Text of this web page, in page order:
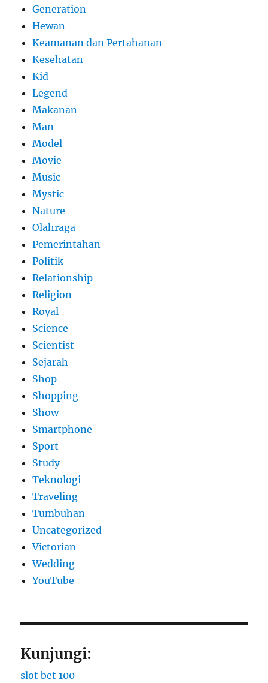
Generation
Hewan
Keamanan dan Pertahanan
Kesehatan
Kid
Legend
Makanan
Man
Model
Movie
Music
Mystic
Nature
Olahraga
Pemerintahan
Politik
Relationship
Religion
Royal
Science
Scientist
Sejarah
Shop
Shopping
Show
Smartphone
Sport
Study
Teknologi
Traveling
Tumbuhan
Uncategorized
Victorian
Wedding
YouTube
Kunjungi:
slot bet 100